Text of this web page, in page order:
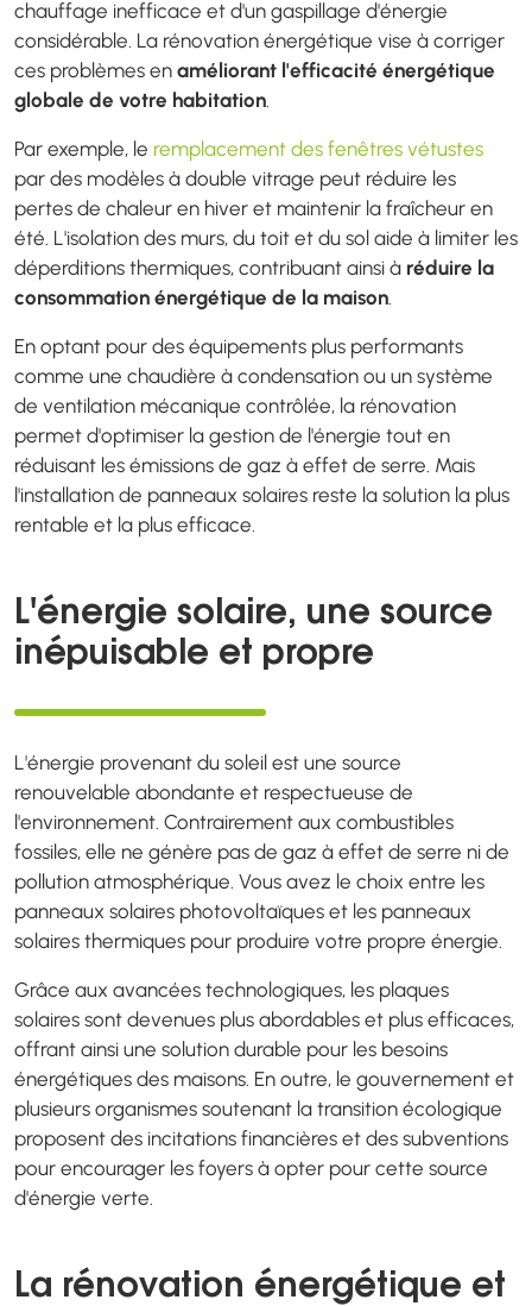
chauffage inefficace et d'un gaspillage d'énergie
considérable. La rénovation énergétique vise à corriger
ces problèmes en améliorant l'efficacité énergétique
globale de votre habitation.
Par exemple, le remplacement des fenêtres vétustes
par des modèles à double vitrage peut réduire les
pertes de chaleur en hiver et maintenir la fraîcheur en
été. L'isolation des murs, du toit et du sol aide à limiter les
déperditions thermiques, contribuant ainsi à réduire la
consommation énergétique de la maison.
En optant pour des équipements plus performants
comme une chaudière à condensation ou un système
de ventilation mécanique contrôlée, la rénovation
permet d'optimiser la gestion de l'énergie tout en
réduisant les émissions de gaz à effet de serre. Mais
l'installation de panneaux solaires reste la solution la plus
rentable et la plus efficace.
L'énergie solaire, une source
inépuisable et propre
L'énergie provenant du soleil est une source
renouvelable abondante et respectueuse de
l'environnement. Contrairement aux combustibles
fossiles, elle ne génère pas de gaz à effet de serre ni de
pollution atmosphérique. Vous avez le choix entre les
panneaux solaires photovoltaïques et les panneaux
solaires thermiques pour produire votre propre énergie.
Grâce aux avancées technologiques, les plaques
solaires sont devenues plus abordables et plus efficaces,
offrant ainsi une solution durable pour les besoins
énergétiques des maisons. En outre, le gouvernement et
plusieurs organismes soutenant la transition écologique
proposent des incitations financières et des subventions
pour encourager les foyers à opter pour cette source
d'énergie verte.
La rénovation énergétique et